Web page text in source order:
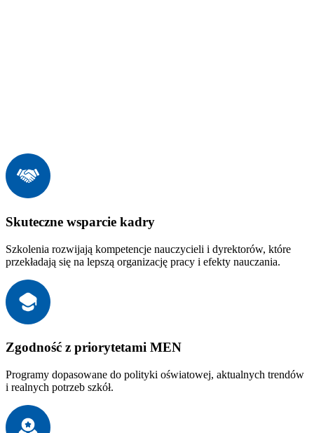
Skuteczne wsparcie kadry
Szkolenia rozwijają kompetencje nauczycieli i dyrektorów, które
przekładają się na lepszą organizację pracy i efekty nauczania.
Zgodność z priorytetami MEN
Programy dopasowane do polityki oświatowej, aktualnych trendów
i realnych potrzeb szkół.